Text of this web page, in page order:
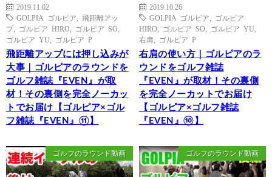
2019.11.02
GOLPIA ゴルピア
飛距離アッ
プ, ゴルピア HIRO ゴルピア SO
ゴルピア YU
ゴルピア P
飛距離アップには押し込みが
大事｜ゴルピアのラウンドを
ゴルフ雑誌『EVEN』が取
材！その裏側を完全ノーカッ
トでお届け【ゴルピア×ゴル
フ雑誌『EVEN』⑪】
2019.10.26
GOLPIA ゴルピア
ゴルピア
HIRO
ゴルピア SO ゴルピア YU
右肩
ゴルピア P
右肩の使い方｜ゴルピアのラ
ウンドをゴルフ雑誌
『EVEN』が取材！その裏側
を完全ノーカットでお届け
【ゴルピア×ゴルフ雑誌
『EVEN』⑩】
ゴルフのラウンド動画 ゴルフのラウンド動画